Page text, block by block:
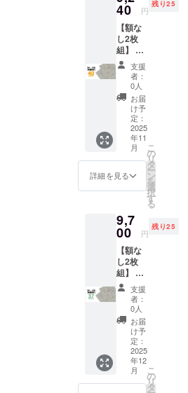
となり
ます ※
お届け
日は
「お届
け予
定」月
の月末
です ※
送料込
の価格
です ※
沖縄離
島へは
継料が
必要で
に料金
をご案
内しま
す-額な
しの場
合：ヤ
マト運
輸80サ
イズに
て1,200
円程の
中継料
追加が
別途必
要とな
本 ハー
ドケー
ス仕様
・サイ
ズ：直
径
80mmx
長さ
580mm
・生
産：日
は付属
いたし
ません
※国内配
お届け
日は
「お届
け予
定」月
の月末
です ※
送料込
の価格
です ※
沖縄離
島へは
別途中
継料が
必要で
0(税込)
内容 ・
動物病
院の
「犬ポ
ス
ター」
x 2 ・
ハード
ケース
x 1 ポス
ター仕
様 ・サ
イズ：
B2(515
x728m
殊紙
195gs
m ・印
刷：オ
フセッ
ト印刷
・生
産：日
ドケー
ス仕様
・サイ
ズ：直
80mmx
長さ
40 円
残り25
【額な
し2枚
組】 先
着25名
様限
定！ 一
般販売
予定価
￥7,700
(税込) x
2=￥15,
400(税
込)のと
ころ、
→
F￥9,24
0(税込)
内容 ・
動物病
院の
「犬ポ
ス
ター」
x 2 ・
ハード
ケース
x 1 ポス
ター仕
様 ・サ
イズ：
B2(515
支援
者：
0人
お届
け予
定：
2025
年11
月
詳細を見る
こ
の
リ
タ
ー
ン
を
選
択
す
る
9,7
00 円
残り25
【額な
し2枚
組】 先
着25名
様限
定！ 一
般販売
予定価
￥7,700
(税込) x
2=￥15,
400(税
支援
者：
0人
お届
け予
定：
2025
年12
月
こ
の
リ
タ